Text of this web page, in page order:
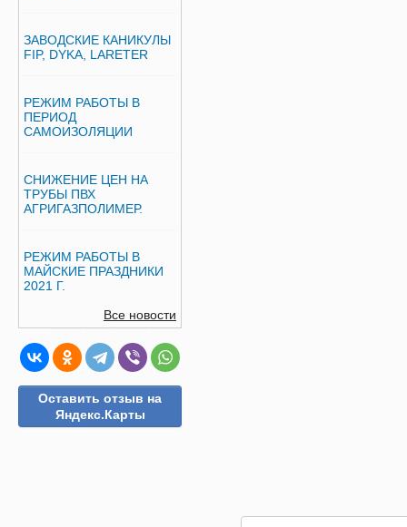
ЗАВОДСКИЕ КАНИКУЛЫ
FIP, DYKA, LARETER
РЕЖИМ РАБОТЫ В
ПЕРИОД
САМОИЗОЛЯЦИИ
СНИЖЕНИЕ ЦЕН НА
ТРУБЫ ПВХ
АГРИГАЗПОЛИМЕР.
РЕЖИМ РАБОТЫ В
МАЙСКИЕ ПРАЗДНИКИ
2021 Г.
Все новости
Оставить отзыв на
Яндекс.Карты